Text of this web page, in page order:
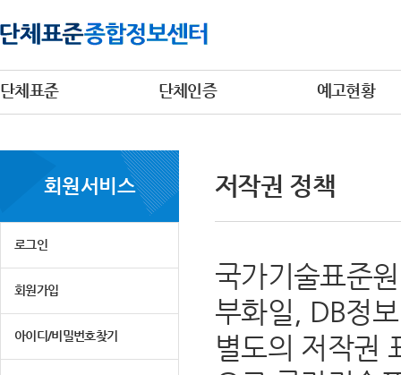
단체표준 단체인증 예고현황
회원서비스
로그인
회원가입
아이디/비밀번호찾기
저작권 정책
국가기술표준
부화일, DB정
별도의 저작권